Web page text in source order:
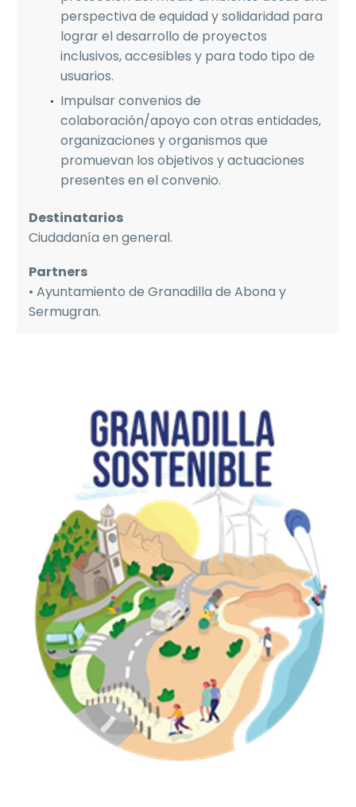
perspectiva de equidad y solidaridad para
lograr el desarrollo de proyectos
inclusivos, accesibles y para todo tipo de
usuarios.
Impulsar convenios de
colaboración/apoyo con otras entidades,
organizaciones y organismos que
promuevan los objetivos y actuaciones
presentes en el convenio.
Destinatarios
Ciudadanía en general.
Partners
• Ayuntamiento de Granadilla de Abona y
Sermugran.